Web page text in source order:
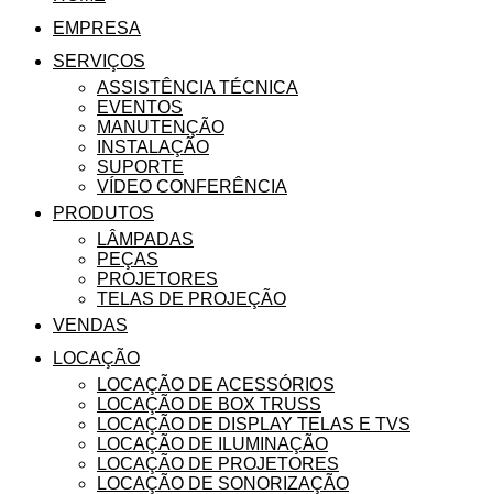
EMPRESA
SERVIÇOS
ASSISTÊNCIA TÉCNICA
EVENTOS
MANUTENÇÃO
INSTALAÇÃO
SUPORTE
VÍDEO CONFERÊNCIA
PRODUTOS
LÂMPADAS
PEÇAS
PROJETORES
TELAS DE PROJEÇÃO
VENDAS
LOCAÇÃO
LOCAÇÃO DE ACESSÓRIOS
LOCAÇÃO DE BOX TRUSS
LOCAÇÃO DE DISPLAY TELAS E TVS
LOCAÇÃO DE ILUMINAÇÃO
LOCAÇÃO DE PROJETORES
LOCAÇÃO DE SONORIZAÇÃO